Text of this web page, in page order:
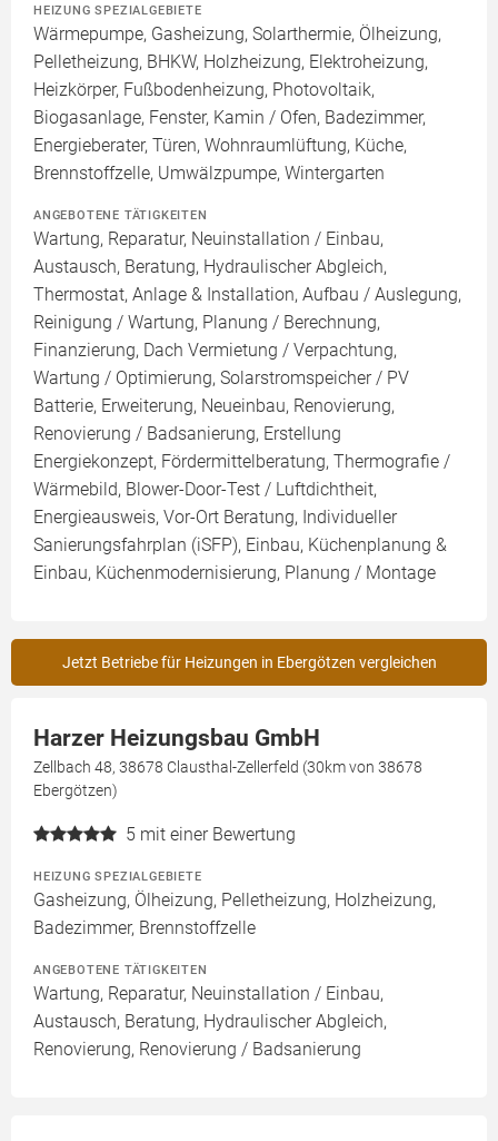
HEIZUNG SPEZIALGEBIETE
Wärmepumpe, Gasheizung, Solarthermie, Ölheizung,
Pelletheizung, BHKW, Holzheizung, Elektroheizung,
Heizkörper, Fußbodenheizung, Photovoltaik,
Biogasanlage, Fenster, Kamin / Ofen, Badezimmer,
Energieberater, Türen, Wohnraumlüftung, Küche,
Brennstoffzelle, Umwälzpumpe, Wintergarten
ANGEBOTENE TÄTIGKEITEN
Wartung, Reparatur, Neuinstallation / Einbau,
Austausch, Beratung, Hydraulischer Abgleich,
Thermostat, Anlage & Installation, Aufbau / Auslegung,
Reinigung / Wartung, Planung / Berechnung,
Finanzierung, Dach Vermietung / Verpachtung,
Wartung / Optimierung, Solarstromspeicher / PV
Batterie, Erweiterung, Neueinbau, Renovierung,
Renovierung / Badsanierung, Erstellung
Energiekonzept, Fördermittelberatung, Thermografie /
Wärmebild, Blower-Door-Test / Luftdichtheit,
Energieausweis, Vor-Ort Beratung, Individueller
Sanierungsfahrplan (iSFP), Einbau, Küchenplanung &
Einbau, Küchenmodernisierung, Planung / Montage
Jetzt Betriebe für Heizungen in Ebergötzen vergleichen
Harzer Heizungsbau GmbH
Zellbach 48, 38678 Clausthal-Zellerfeld (30km von 38678
Ebergötzen)
5 mit einer Bewertung
HEIZUNG SPEZIALGEBIETE
Gasheizung, Ölheizung, Pelletheizung, Holzheizung,
Badezimmer, Brennstoffzelle
ANGEBOTENE TÄTIGKEITEN
Wartung, Reparatur, Neuinstallation / Einbau,
Austausch, Beratung, Hydraulischer Abgleich,
Renovierung, Renovierung / Badsanierung